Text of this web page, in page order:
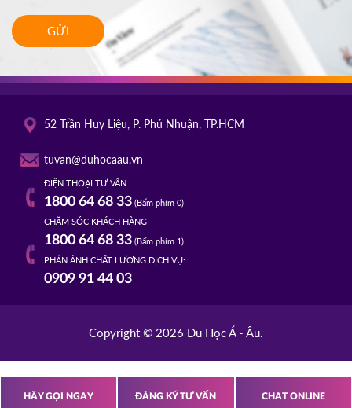
GỬI
52 Trần Huy Liệu, P. Phú Nhuận, TP.HCM
tuvan@duhocaau.vn
ĐIỆN THOẠI TƯ VẤN
1800 64 68 33(Bấm phím 0)
CHĂM SÓC KHÁCH HÀNG
1800 64 68 33(Bấm phím 1)
PHẢN ÁNH CHẤT LƯỢNG DỊCH VỤ:
0909 91 44 03
Copyright © 2026 Du Học Á - Âu.
HÃY GỌI NGAY ĐĂNG KÝ TƯ VẤN CHAT ONLINE